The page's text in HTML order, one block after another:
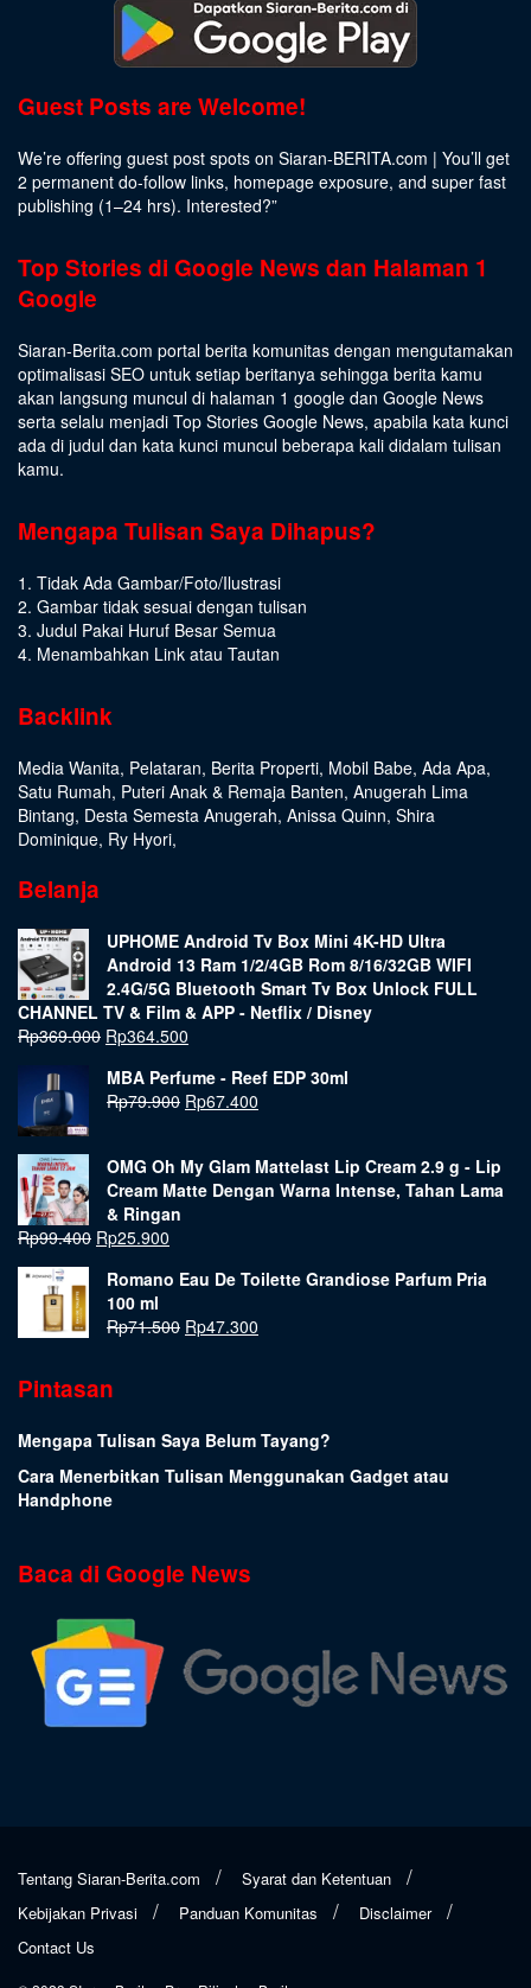
Guest Posts are Welcome!
We’re offering guest post spots on Siaran-BERITA.com | You’ll get
2 permanent do-follow links, homepage exposure, and super fast
publishing (1–24 hrs). Interested?”
Top Stories di Google News dan Halaman 1
Google
Siaran-Berita.com portal berita komunitas dengan mengutamakan
optimalisasi SEO untuk setiap beritanya sehingga berita kamu
akan langsung muncul di halaman 1 google dan Google News
serta selalu menjadi Top Stories Google News, apabila kata kunci
ada di judul dan kata kunci muncul beberapa kali didalam tulisan
kamu.
Mengapa Tulisan Saya Dihapus?
1. Tidak Ada Gambar/Foto/Ilustrasi
2. Gambar tidak sesuai dengan tulisan
3. Judul Pakai Huruf Besar Semua
4. Menambahkan Link atau Tautan
Backlink
Media Wanita, Pelataran, Berita Properti, Mobil Babe, Ada Apa,
Satu Rumah, Puteri Anak & Remaja Banten, Anugerah Lima
Bintang, Desta Semesta Anugerah, Anissa Quinn, Shira
Dominique, Ry Hyori,
Belanja
UPHOME Android Tv Box Mini 4K-HD Ultra
Android 13 Ram 1/2/4GB Rom 8/16/32GB WIFI
2.4G/5G Bluetooth Smart Tv Box Unlock FULL
CHANNEL TV & Film & APP - Netflix / Disney
Rp369.000 Rp364.500
MBA Perfume - Reef EDP 30ml
Rp79.900 Rp67.400
OMG Oh My Glam Mattelast Lip Cream 2.9 g - Lip
Cream Matte Dengan Warna Intense, Tahan Lama
& Ringan
Rp99.400 Rp25.900
Romano Eau De Toilette Grandiose Parfum Pria
100 ml
Rp71.500 Rp47.300
Pintasan
Mengapa Tulisan Saya Belum Tayang?
Cara Menerbitkan Tulisan Menggunakan Gadget atau
Handphone
Baca di Google News
Tentang Siaran-Berita.com
Syarat dan Ketentuan
Kebijakan Privasi
Panduan Komunitas
Disclaimer
Contact Us